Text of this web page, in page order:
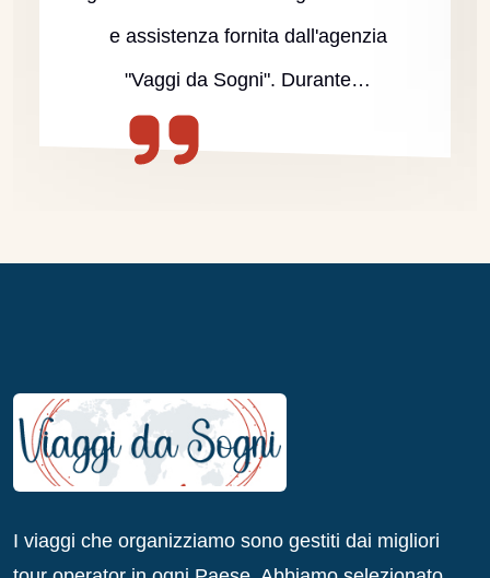
e assistenza fornita dall'agenzia
"Vaggi da Sogni". Durante…
I viaggi che organizziamo sono gestiti dai migliori